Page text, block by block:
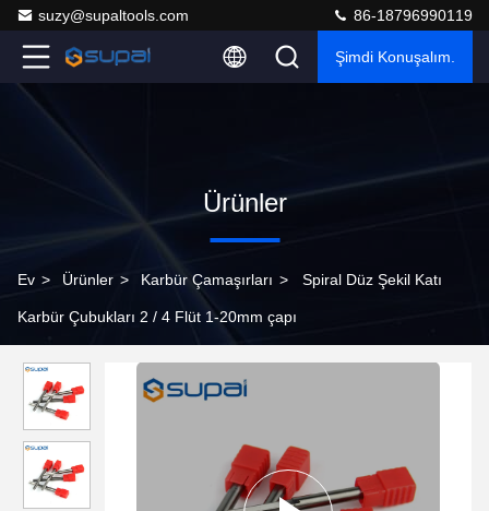
suzy@supaltools.com 86-18796990119
Şimdi Konuşalım.
Ürünler
Ev > Ürünler > Karbür Çamaşırları > Spiral Düz Şekil Katı
Karbür Çubukları 2 / 4 Flüt 1-20mm çapı